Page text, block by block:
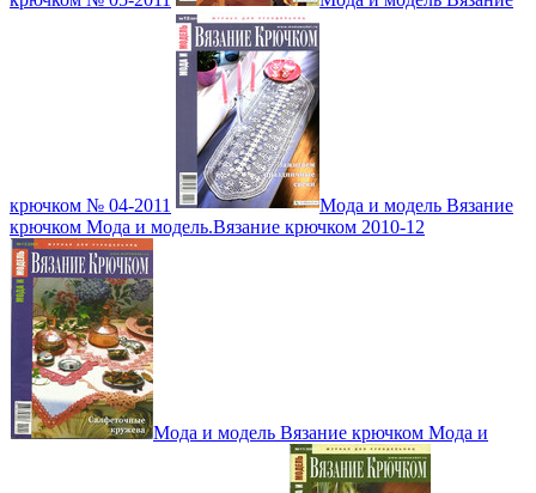
крючком № 04-2011
Мода и модель Вязание
крючком Мода и модель.Вязание крючком 2010-12
Мода и модель Вязание крючком Мода и